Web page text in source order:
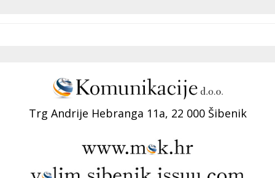
Trg Andrije Hebranga 11a, 22 000 Šibenik